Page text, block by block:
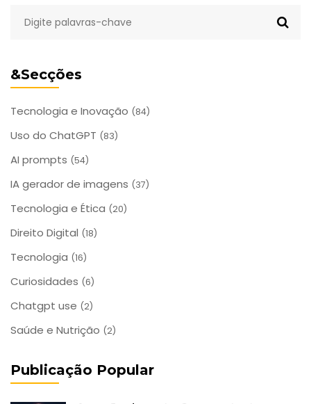
&Secções
Tecnologia e Inovação (84)
Uso do ChatGPT (83)
AI prompts (54)
IA gerador de imagens (37)
Tecnologia e Ética (20)
Direito Digital (18)
Tecnologia (16)
Curiosidades (6)
Chatgpt use (2)
Saúde e Nutrição (2)
Publicação Popular